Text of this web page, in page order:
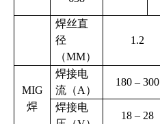
焊丝直
径
（MM）
1.2
MIG
焊
焊接电
流（A ）
180 – 300
焊接电
18 – 28